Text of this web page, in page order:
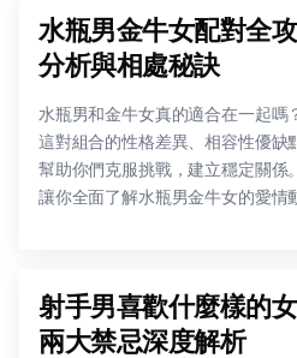
水瓶男金牛女配對全
分析與相處秘訣
水瓶男和金牛女真的適合在一起嗎
這對組合的性格差異、相容性優缺
幫助你們克服挑戰，建立穩定關係
讓你全面了解水瓶男金牛女的愛情
射手男喜歡什麼樣的
兩大禁忌深度解析